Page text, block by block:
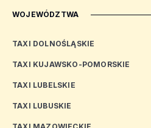
WOJEWÓDZTWA
TAXI DOLNOŚLĄSKIE
TAXI KUJAWSKO-POMORSKIE
TAXI LUBELSKIE
TAXI LUBUSKIE